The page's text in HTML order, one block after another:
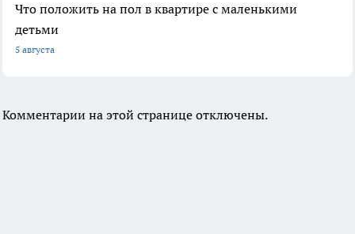
Что положить на пол в квартире с маленькими
детьми
5 августа
Комментарии на этой странице отключены.